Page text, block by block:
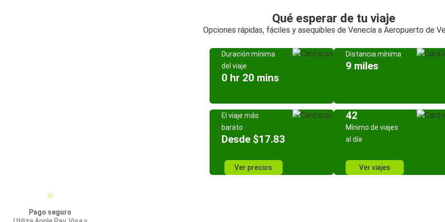
Qué esperar de tu viaje
Opciones rápidas, fáciles y asequibles de Venecia a Aeropuerto de
Duración mínima
del viaje
0 hr 20 mins
Distancia mínima
9 miles
El viaje más
barato
Desde $17.83
Ver precios
42
Mínimo de viajes
al día
Ver viajes
Pago seguro